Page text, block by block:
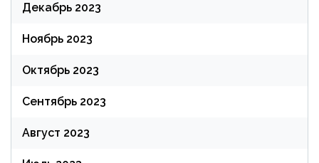
Декабрь 2023
Ноябрь 2023
Октябрь 2023
Сентябрь 2023
Август 2023